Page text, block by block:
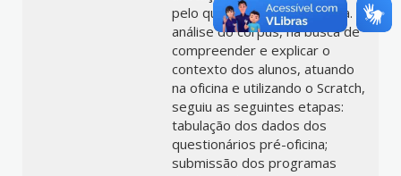
pelo questionário pós-oficina. A
análise do corpus, na busca de
compreender e explicar o
contexto dos alunos, atuando
na oficina e utilizando o Scratch,
seguiu as seguintes etapas:
tabulação dos dados dos
questionários pré-oficina;
submissão dos programas